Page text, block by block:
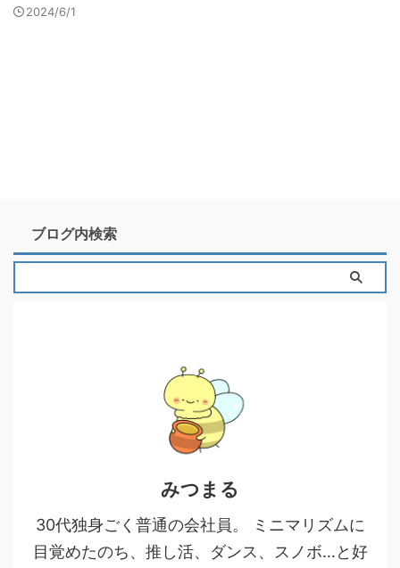
2024/6/1
ブログ内検索
みつまる
30代独身ごく普通の会社員。 ミニマリズムに
目覚めたのち、推し活、ダンス、スノボ…と好